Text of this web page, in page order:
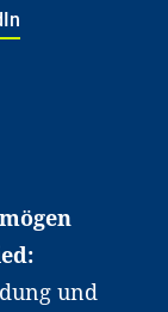
und